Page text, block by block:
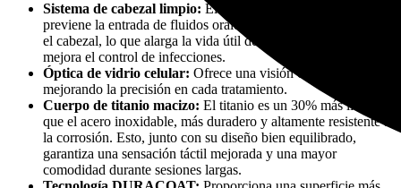
Sistema de cabezal limpio: El mecanismo anti-succión
previene la entrada de fluidos orales y otros contaminantes en
el cabezal, lo que alarga la vida útil de los rodamientos y
mejora el control de infecciones.
Óptica de vidrio celular: Ofrece una visión clara y precisa,
mejorando la precisión en cada tratamiento.
Cuerpo de titanio macizo: El titanio es un 30% más liviano
que el acero inoxidable, más duradero y altamente resistente a
la corrosión. Esto, junto con su diseño bien equilibrado,
garantiza una sensación táctil mejorada y una mayor
comodidad durante sesiones largas.